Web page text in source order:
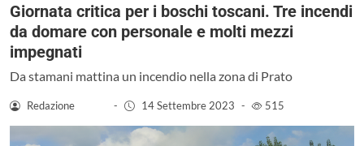
Giornata critica per i boschi toscani. Tre incendi
da domare con personale e molti mezzi
impegnati
Da stamani mattina un incendio nella zona di Prato
Redazione - 14 Settembre 2023 - 515